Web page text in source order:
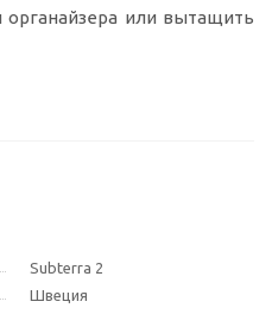
органайзера или вытащить
Subterra 2
Швеция